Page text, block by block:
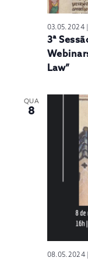
03.05.2024
3ª
Law”
QUA
8
08.05.2024